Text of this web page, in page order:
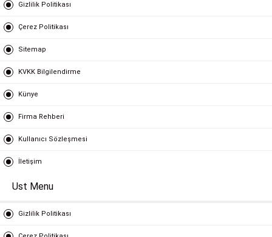
Gizlilik Politikası
Çerez Politikası
Sitemap
KVKK Bilgilendirme
Künye
Firma Rehberi
Kullanıcı Sözleşmesi
İletişim
Ust Menu
Gizlilik Politikası